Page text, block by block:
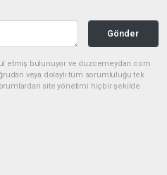
Gönder
etmiş bulunuyor ve duzcemeydan.com
veya dolaylı tüm sorumluluğu tek
site yönetimi hiçbir şekilde